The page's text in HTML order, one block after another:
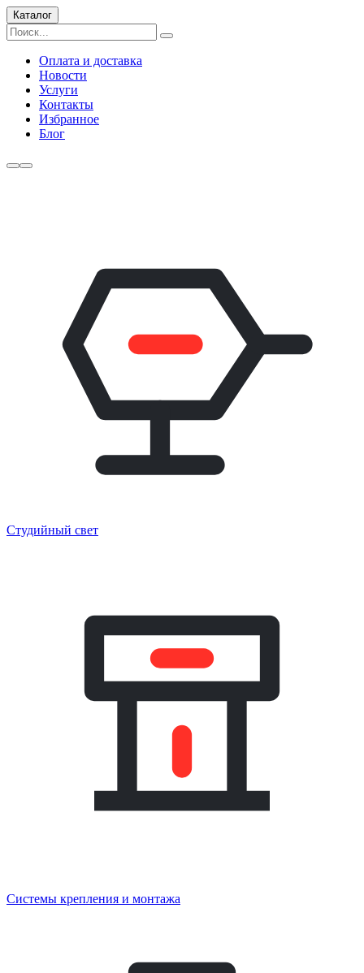
Каталог
Оплата и доставка
Новости
Услуги
Контакты
Избранное
Блог
Студийный свет
Системы крепления и монтажа